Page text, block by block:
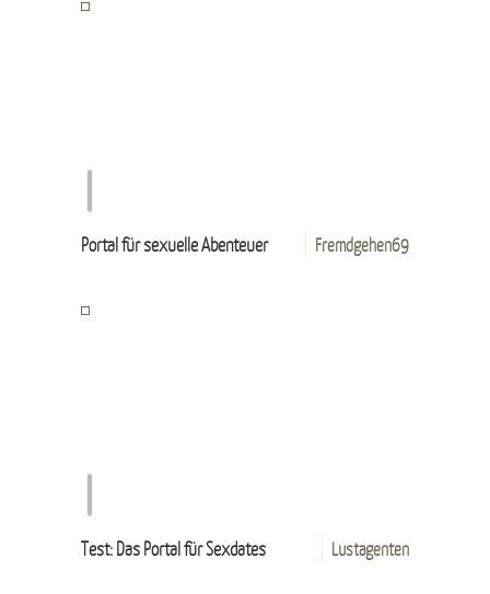
Fremdgehen69
Portal für sexuelle Abenteuer
Lustagenten
Test: Das Portal für Sexdates